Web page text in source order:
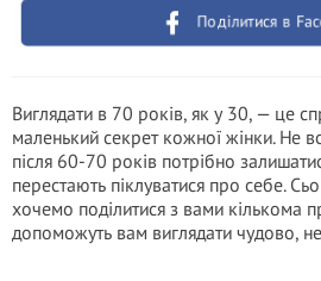
Поділитися в
Виглядати в 70 років, як у 30, — це
маленький секрет кожної жінки. Не
після 60-70 років потрібно
перестають піклуватися про себе.
хочемо поділитися з вами кількома
допоможуть вам виглядати чудово,